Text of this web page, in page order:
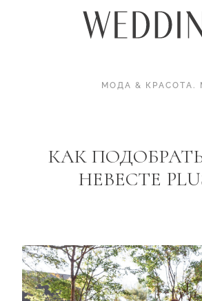
МОДА & КРАСОТА.
КАК
НЕВЕСТЕ